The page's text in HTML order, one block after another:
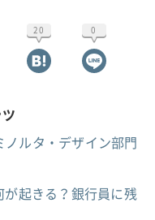
20 0
ルタ・デザイン部門
起きる？銀行員に残